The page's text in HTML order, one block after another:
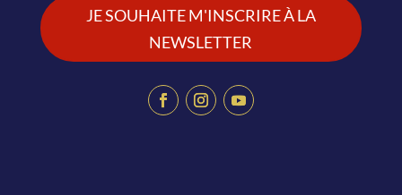
JE SOUHAITE M'INSCRIRE À LA
NEWSLETTER